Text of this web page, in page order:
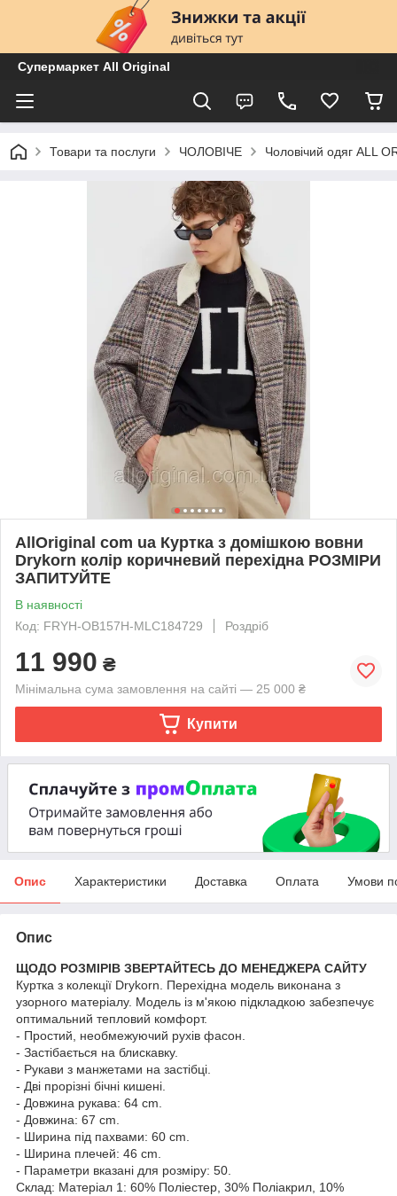
Супермаркет All Original
Товари та послуги ЧОЛОВІЧЕ Чоловічий одяг ALL
AllOriginal com ua Куртка з домішкою вовни
Drykorn колір коричневий перехідна РОЗМІРИ
ЗАПИТУЙТЕ
В наявності
Код: FRYH-OB157H-MLC184729
Роздріб
11 990 ₴
Мінімальна сума замовлення на сайті — 25 000 ₴
Купити
Опис Характеристики Доставка Оплата Умови
Опис
ЩОДО РОЗМІРІВ ЗВЕРТАЙТЕСЬ ДО МЕНЕДЖЕРА САЙТУ
Куртка з колекції Drykorn. Перехідна модель виконана з
узорного матеріалу. Модель із м'якою підкладкою забезпечує
оптимальний тепловий комфорт.
- Простий, необмежуючий рухів фасон.
- Застібається на блискавку.
- Рукави з манжетами на застібці.
- Дві прорізні бічні кишені.
- Довжина рукава: 64 cm.
- Довжина: 67 cm.
- Ширина під пахвами: 60 cm.
- Ширина плечей: 46 cm.
- Параметри вказані для розміру: 50.
Склад: Матеріал 1: 60% Поліестер, 30% Поліакрил, 10%